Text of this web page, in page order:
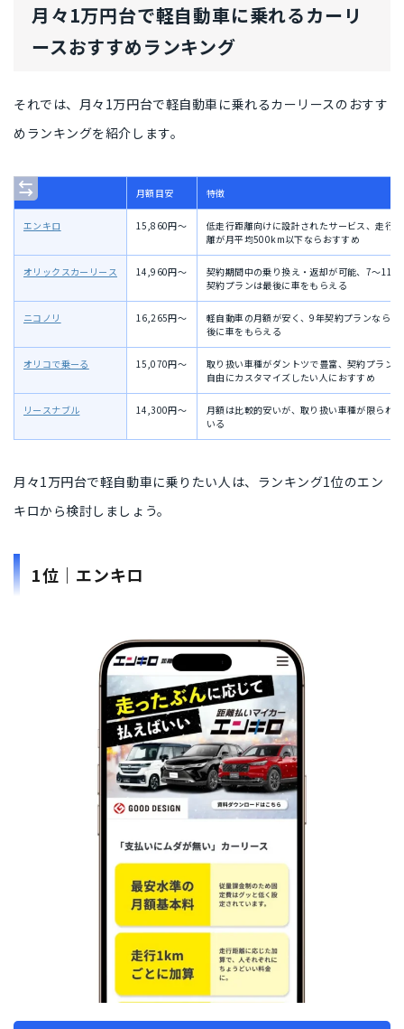
月々1万円台で軽自動車に乗れるカーリ
ースおすすめランキング
それでは、月々1万円台で軽自動車に乗れるカーリースのおすす
めランキングを紹介します。
月額目安 特徴
エンキロ 15,860円〜
低走行距離向けに設計されたサービス、走行距
離が月平均500km以下ならおすすめ
オリックスカーリース 14,960円〜
契約期間中の乗り換え・返却が可能、7〜11年
契約プランは最後に車をもらえる
ニコノリ 16,265円〜
軽自動車の月額が安く、9年契約プランなら最
後に車をもらえる
オリコで乗ーる 15,070円〜
取り扱い車種がダントツで豊富、契約プランを
自由にカスタマイズしたい人におすすめ
リースナブル 14,300円〜
月額は比較的安いが、取り扱い車種が限られて
いる
月々1万円台で軽自動車に乗りたい人は、 ランキング1位のエン
キロから検討しましょう。
1位｜エンキロ